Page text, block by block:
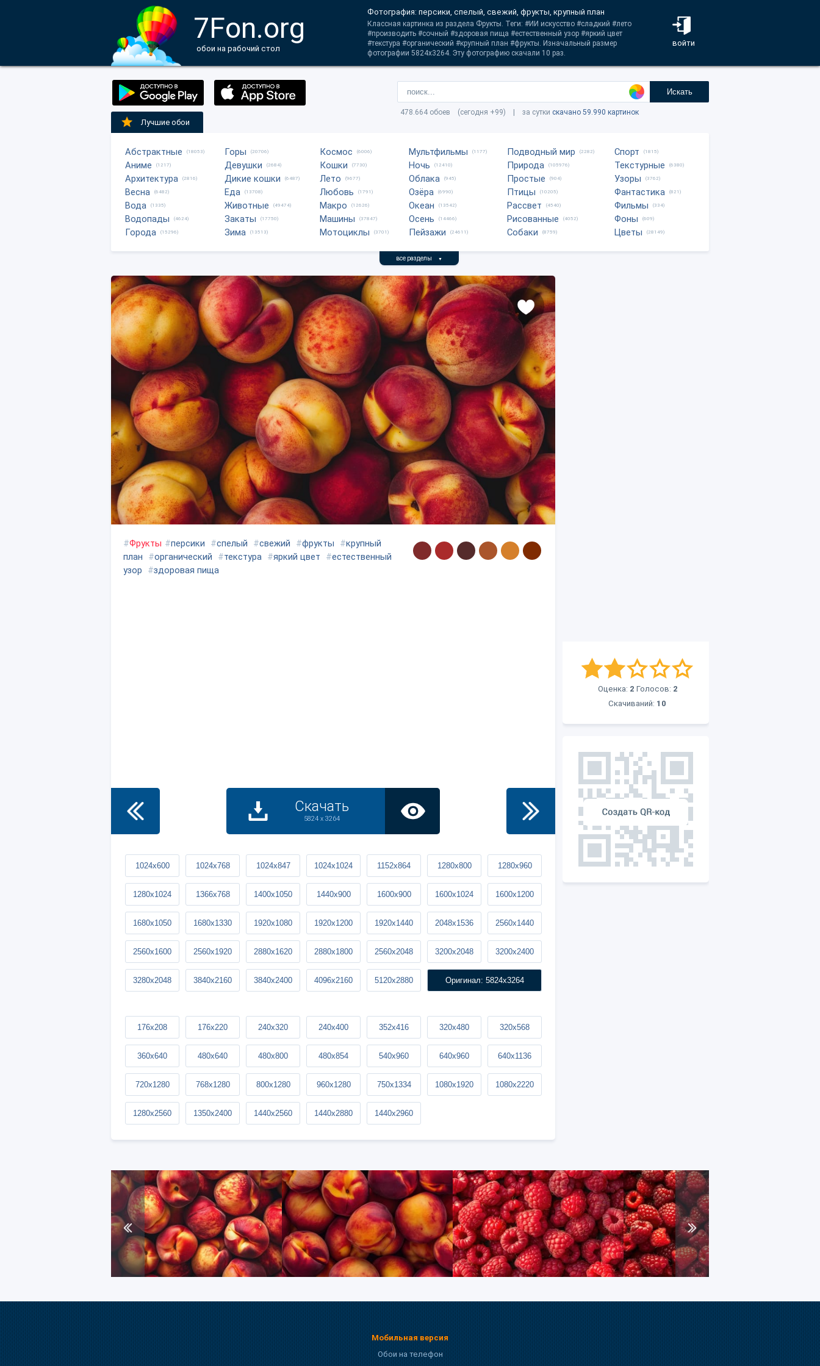
7Fon.org
обои на рабочий стол
войти
Фотография: персики, спелый, свежий, фрукты, крупный план
Классная картинка из раздела Фрукты. Теги: #ИИ искусство #сладкий #лето
#производить #сочный #здоровая пища #естественный узор #яркий цвет
#текстура #органический #крупный план #фрукты. Изначальный размер
фотографии 5824x3264. Эту фотографию скачали 10 раз.
Искать
478.664 обоев (сегодня +99) | за сутки скачано 59.990 картинок
Лучшие обои
Абстрактные (18053)
Аниме (1217)
Архитектура (2816)
Весна (6482)
Вода (1335)
Водопады (4624)
Города (15296)
Горы (20706)
Девушки (2684)
Дикие кошки (6487)
Еда (13708)
Животные (49474)
Закаты (17750)
Зима (13513)
Космос (6006)
Кошки (7730)
Лето (9677)
Любовь (1791)
Макро (12626)
Машины (37847)
Мотоциклы (3701)
Мультфильмы (1177)
Ночь (12410)
Облака (945)
Озёра (6990)
Океан (13542)
Осень (14466)
Пейзажи (24611)
Подводный мир (2282)
Природа (105976)
Простые (904)
Птицы (10205)
Рассвет (4540)
Рисованные (4052)
Собаки (8759)
Спорт (1815)
Текстурные (6380)
Узоры (3762)
Фантастика (821)
Фильмы (334)
Фоны (609)
Цветы (28149)
все разделы ▼
Оценка: 2 Голосов: 2
Скачиваний: 10
#Фрукты #персики #спелый #свежий #фрукты #крупный
план
#органический #текстура #яркий цвет #естественный
узор
#здоровая пища
Скачать
5824 x 3264
1024x600 1024x768 1024x847 1024x1024 1152x864 1280x800 1280x960
1280x1024 1366x768 1400x1050 1440x900 1600x900 1600x1024 1600x1200
1680x1050 1680x1330 1920x1080 1920x1200 1920x1440 2048x1536 2560x1440
2560x1600 2560x1920 2880x1620 2880x1800 2560x2048 3200x2048 3200x2400
3280x2048 3840x2160 3840x2400 4096x2160 5120x2880 Оригинал: 5824x3264
176x208 176x220 240x320 240x400 352x416 320x480 320x568
360x640 480x640 480x800 480x854 540x960 640x960 640x1136
720x1280 768x1280 800x1280 960x1280 750x1334 1080x1920 1080x2220
1280x2560 1350x2400 1440x2560 1440x2880 1440x2960
Мобильная версия
Обои на телефон